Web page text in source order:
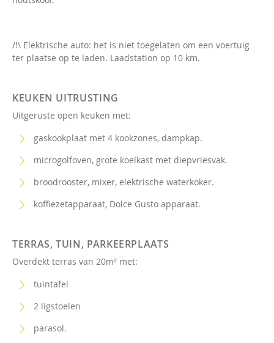
/!\ Elektrische auto: het is niet toegelaten om een voertuig
ter plaatse op te laden. Laadstation op 10 km.
KEUKEN UITRUSTING
Uitgeruste open keuken met:
gaskookplaat met 4 kookzones, dampkap.
microgolfoven, grote koelkast met diepvriesvak.
broodrooster, mixer, elektrische waterkoker.
koffiezetapparaat, Dolce Gusto apparaat.
TERRAS, TUIN, PARKEERPLAATS
Overdekt terras van 20m² met:
tuintafel
2 ligstoelen
parasol.